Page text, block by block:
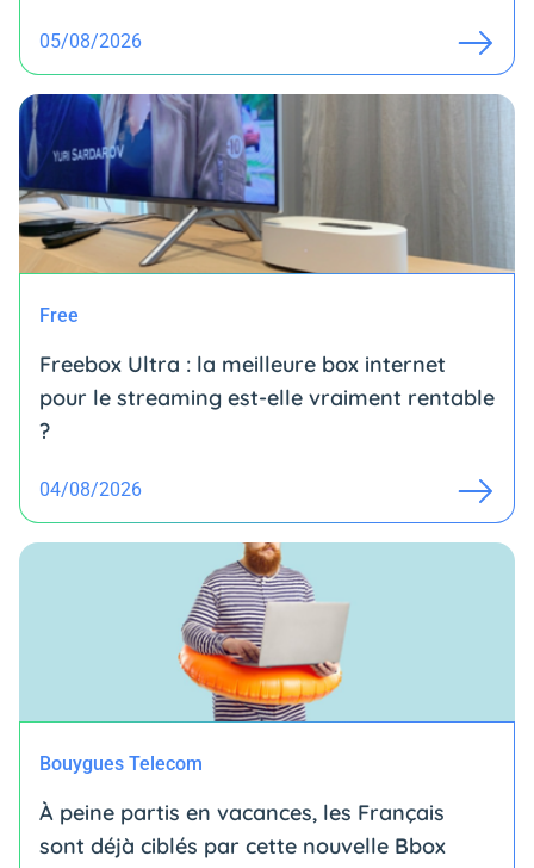
05/08/2026
Free
Freebox Ultra : la meilleure box internet
pour le streaming est-elle vraiment rentable
?
04/08/2026
Bouygues Telecom
À peine partis en vacances, les Français
sont déjà ciblés par cette nouvelle Bbox